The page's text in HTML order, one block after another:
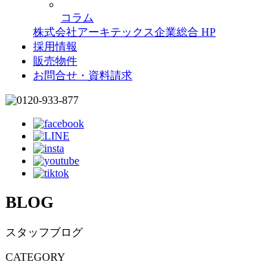
コラム
株式会社アーキテックス企業総合 HP
採用情報
販売物件
お問合せ・資料請求
BLOG
スタッフブログ
CATEGORY